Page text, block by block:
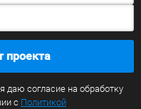
проекта
согласие на обработку
с Политикой